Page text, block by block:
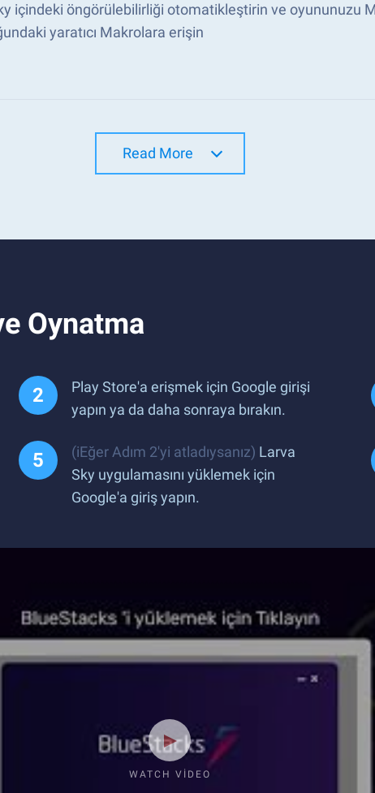
içindeki öngörülebilirliği otomatikleştirin ve oyununuzu
yaratıcı Makrolara erişin
Read More
Oynatma
Play Store'a erişmek için Google girişi
yapın ya da daha sonraya bırakın.
(iEğer Adım 2'yi atladıysanız) Larva
Sky uygulamasını yüklemek için
Google'a giriş yapın.
WATCH VIDEO